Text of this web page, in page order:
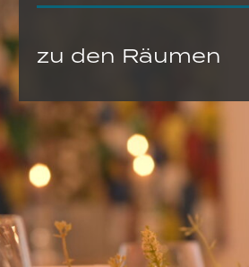
zu den Räumen